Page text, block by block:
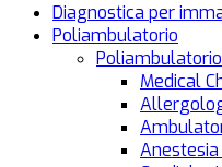
Diagnostica per
Poliambulatorio
Poliambulatorio
Medical